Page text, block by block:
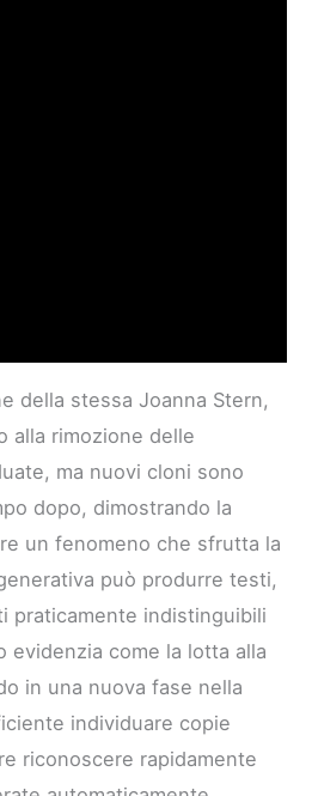
della stessa Joanna Stern,
alla rimozione delle
ma nuovi cloni sono
dopo, dimostrando la
un fenomeno che sfrutta la
può produrre testi,
praticamente indistinguibili
evidenzia come la lotta alla
in una nuova fase nella
individuare copie
riconoscere rapidamente